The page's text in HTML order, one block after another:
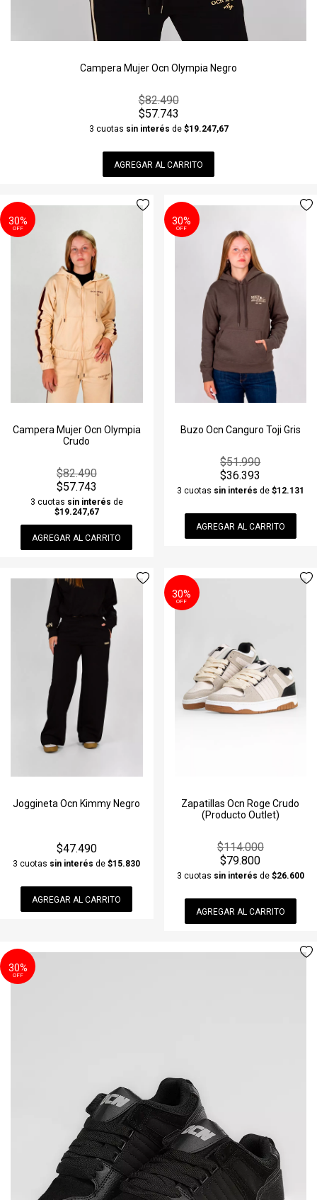
Campera Mujer Ocn Olympia Negro
$82.490
$57.743
3 cuotas sin interés de $19.247,67
AGREGAR AL CARRITO
Campera Mujer Ocn Olympia
Crudo
30%
OFF
$82.490
$57.743
3 cuotas sin interés de
$19.247,67
AGREGAR AL CARRITO
Buzo Ocn Canguro Toji Gris
30%
OFF
$51.990
$36.393
3 cuotas sin interés de $12.131
AGREGAR AL CARRITO
Joggineta Ocn Kimmy Negro
$47.490
3 cuotas sin interés de$15.830
AGREGAR AL CARRITO
Zapatillas Ocn Roge Crudo
(Producto Outlet)
30%
OFF
$114.000
$79.800
3 cuotas sin interés de $26.600
AGREGAR AL CARRITO
30%
OFF